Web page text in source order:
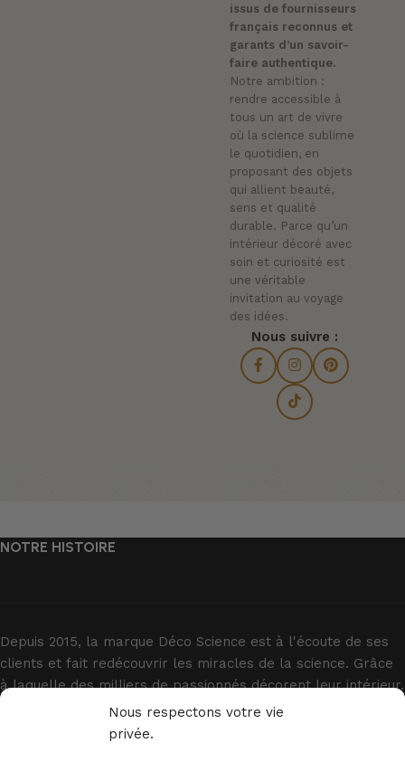
Nous respectons votre vie
privée.
issus de fournisseurs
français reconnus et
garants d’un savoir-
faire authentique.
Notre ambition :
rendre accessible à
tous un art de vivre
où la science sublime
le quotidien, en
proposant des objets
qui allient beauté,
sens et qualité
durable. Parce qu’un
intérieur décoré avec
soin et curiosité est
une véritable
invitation au voyage
des idées.
Nous suivre :
NOTRE HISTOIRE
Depuis 2015, la marque Déco Science est à l'écoute de ses
clients et fait redécouvrir les miracles de la science. Grâce
à laquelle des milliers de passionnés décorent leur intérieur.